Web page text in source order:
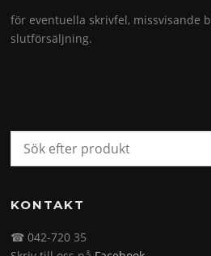
för eventuella skrivfel, missvisande
slutförsäljning.
KONTAKT
☎ 042-720 35